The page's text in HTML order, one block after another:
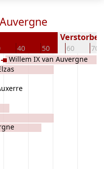
40 50 60 70
Willem IX van Auvergne